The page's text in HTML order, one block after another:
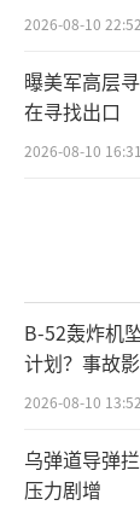
2026-08-10
曝美军高层
在寻找出口
2026-08-10
B-52轰炸机
计划？事故
2026-08-10
乌弹道导弹
压力剧增